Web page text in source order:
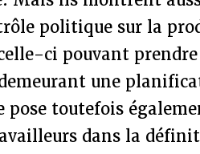
politique sur la
ci pouvant
une
pose toutefois
dans la